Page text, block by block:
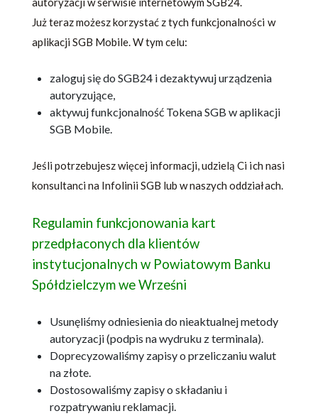
Już teraz możesz korzystać z tych funkcjonalności w
aplikacji SGB Mobile. W tym celu:
zaloguj się do SGB24 i dezaktywuj urządzenia
autoryzujące,
aktywuj funkcjonalność Tokena SGB w aplikacji
SGB Mobile.
Jeśli potrzebujesz więcej informacji, udzielą Ci ich nasi
konsultanci na Infolinii SGB lub w naszych oddziałach.
Regulamin funkcjonowania kart
przedpłaconych dla klientów
instytucjonalnych w Powiatowym Banku
Spółdzielczym we Wrześni
Usunęliśmy odniesienia do nieaktualnej metody
autoryzacji (podpis na wydruku z terminala).
Doprecyzowaliśmy zapisy o przeliczaniu walut
na złote.
Dostosowaliśmy zapisy o składaniu i
rozpatrywaniu reklamacji.